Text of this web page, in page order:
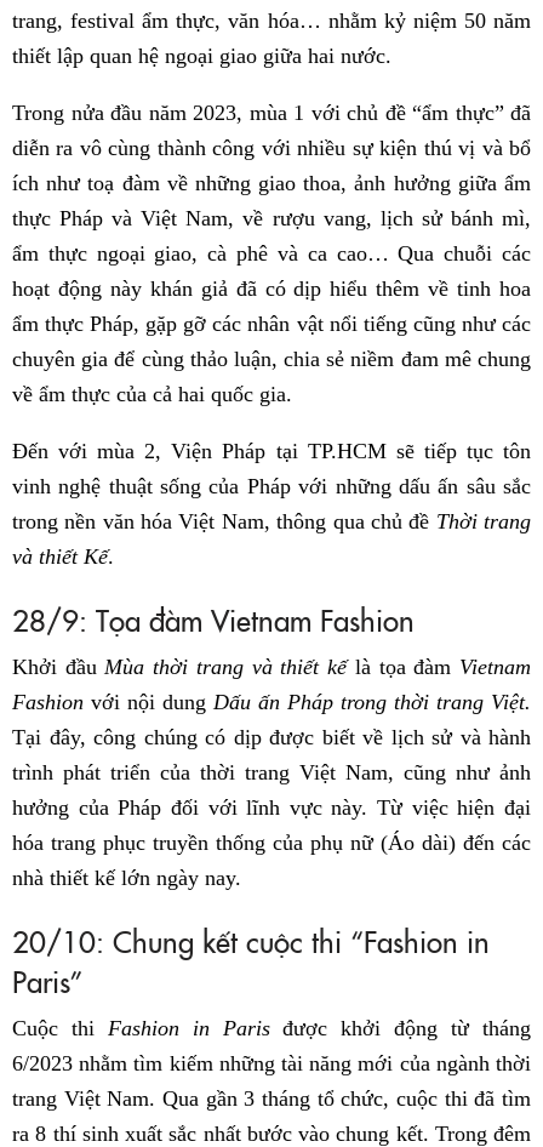
trang, festival ẩm thực, văn hóa… nhằm kỷ niệm 50 năm
thiết lập quan hệ ngoại giao giữa hai nước.
Trong nửa đầu năm 2023, mùa 1 với chủ đề “ẩm thực” đã
diễn ra vô cùng thành công với nhiều sự kiện thú vị và bổ
ích như toạ đàm về những giao thoa, ảnh hưởng giữa ẩm
thực Pháp và Việt Nam, về rượu vang, lịch sử bánh mì,
ẩm thực ngoại giao, cà phê và ca cao… Qua chuỗi các
hoạt động này khán giả đã có dịp hiểu thêm về tinh hoa
ẩm thực Pháp, gặp gỡ các nhân vật nổi tiếng cũng như các
chuyên gia để cùng thảo luận, chia sẻ niềm đam mê chung
về ẩm thực của cả hai quốc gia.
Đến với mùa 2, Viện Pháp tại TP.HCM sẽ tiếp tục tôn
vinh nghệ thuật sống của Pháp với những dấu ấn sâu sắc
trong nền văn hóa Việt Nam, thông qua chủ đề Thời trang
và thiết Kế.
28/9: Tọa đàm Vietnam Fashion
Khởi đầuMùa thời trang và thiết kếlà tọa đàm Vietnam
Fashion với nội dung Dấu ấn Pháp trong thời trang Việt.
Tại đây, công chúng có dịp được biết về lịch sử và hành
trình phát triển của thời trang Việt Nam, cũng như ảnh
hưởng của Pháp đối với lĩnh vực này. Từ việc hiện đại
hóa trang phục truyền thống của phụ nữ (Áo dài) đến các
nhà thiết kế lớn ngày nay.
20/10: Chung kết cuộc thi “Fashion in
Paris”
Cuộc thi Fashion in Parisđược khởi động từ tháng
6/2023 nhằm tìm kiếm những tài năng mới của ngành thời
trang Việt Nam. Qua gần 3 tháng tổ chức, cuộc thi đã tìm
ra 8 thí sinh xuất sắc nhất bước vào chung kết. Trong đêm